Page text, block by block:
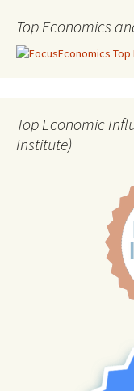
Top Economics
Top Economic
Institute)